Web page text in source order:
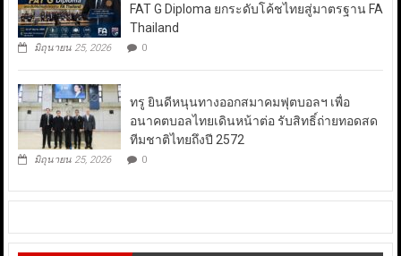
FAT G Diploma ยกระดับโค้ชไทยสู่มาตรฐาน FA
Thailand
มิถุนายน 25, 2026 0
ทรู ยินดีหนุนทางออกสมาคมฟุตบอลฯ เพื่อ
อนาคตบอลไทยเดินหน้าต่อ รับสิทธิ์ถ่ายทอดสด
ทีมชาติไทยถึงปี 2572
มิถุนายน 25, 2026 0